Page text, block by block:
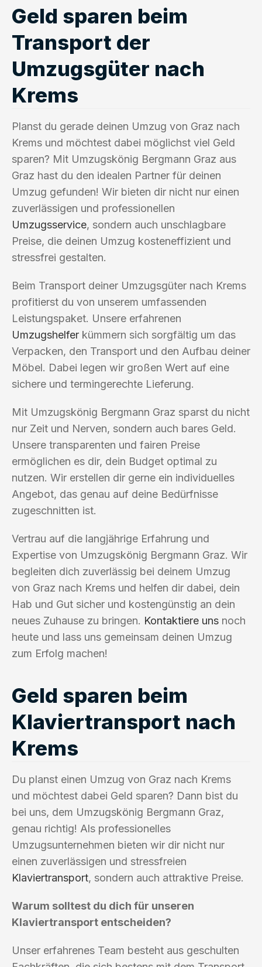
Geld sparen beim
Transport der
Umzugsgüter nach
Krems
Planst du gerade deinen Umzug von Graz nach
Krems und möchtest dabei möglichst viel Geld
sparen? Mit Umzugskönig Bergmann Graz aus
Graz hast du den idealen Partner für deinen
Umzug gefunden! Wir bieten dir nicht nur einen
zuverlässigen und professionellen
Umzugsservice, sondern auch unschlagbare
Preise, die deinen Umzug kosteneffizient und
stressfrei gestalten.
Beim Transport deiner Umzugsgüter nach Krems
profitierst du von unserem umfassenden
Leistungspaket. Unsere erfahrenen
Umzugshelfer kümmern sich sorgfältig um das
Verpacken, den Transport und den Aufbau deiner
Möbel. Dabei legen wir großen Wert auf eine
sichere und termingerechte Lieferung.
Mit Umzugskönig Bergmann Graz sparst du nicht
nur Zeit und Nerven, sondern auch bares Geld.
Unsere transparenten und fairen Preise
ermöglichen es dir, dein Budget optimal zu
nutzen. Wir erstellen dir gerne ein individuelles
Angebot, das genau auf deine Bedürfnisse
zugeschnitten ist.
Vertrau auf die langjährige Erfahrung und
Expertise von Umzugskönig Bergmann Graz. Wir
begleiten dich zuverlässig bei deinem Umzug
von Graz nach Krems und helfen dir dabei, dein
Hab und Gut sicher und kostengünstig an dein
neues Zuhause zu bringen. Kontaktiere uns noch
heute und lass uns gemeinsam deinen Umzug
zum Erfolg machen!
Geld sparen beim
Klaviertransport nach
Krems
Du planst einen Umzug von Graz nach Krems
und möchtest dabei Geld sparen? Dann bist du
bei uns, dem Umzugskönig Bergmann Graz,
genau richtig! Als professionelles
Umzugsunternehmen bieten wir dir nicht nur
einen zuverlässigen und stressfreien
Klaviertransport, sondern auch attraktive Preise.
Warum solltest du dich für unseren
Klaviertransport entscheiden?
Unser erfahrenes Team besteht aus geschulten